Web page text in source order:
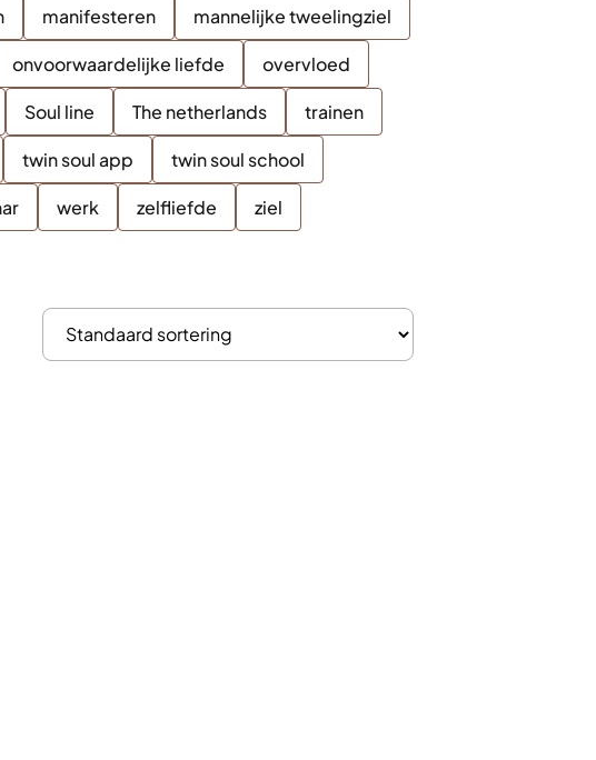
manifesteren mannelijke tweelingziel
onvoorwaardelijke liefde overvloed
Soul line The netherlands trainen
twin soul app twin soul school
werk zelfliefde ziel